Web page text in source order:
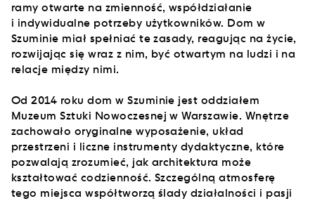
ramy otwarte na zmienność, współdziałanie
i indywidualne potrzeby użytkowników. Dom w
Szuminie miał spełniać te zasady, reagując na życie,
rozwijając się wraz z nim, być otwartym na ludzi i na
relacje między nimi.
Od 2014 roku dom w Szuminie jest oddziałem
Muzeum Sztuki Nowoczesnej w Warszawie. Wnętrze
zachowało oryginalne wyposażenie, układ
przestrzeni i liczne instrumenty dydaktyczne, które
pozwalają zrozumieć, jak architektura może
kształtować codzienność. Szczególną atmosferę
tego miejsca współtworzą ślady działalności i pasji